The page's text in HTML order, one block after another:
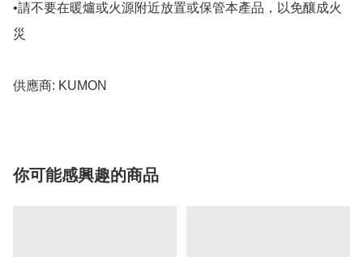
•請不要在暖爐或火源附近放置或保管本產品，以免釀成火
災
供應商: KUMON
你可能感興趣的商品